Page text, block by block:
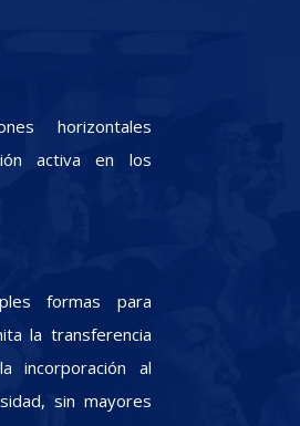
horizontales
activa en los
formas para
la transferencia
incorporación al
sin mayores